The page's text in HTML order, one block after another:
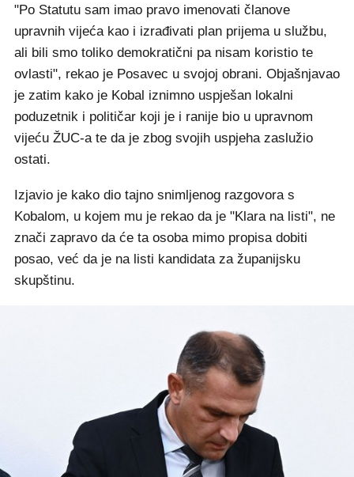
"Po Statutu sam imao pravo imenovati članove
upravnih vijeća kao i izrađivati plan prijema u službu,
ali bili smo toliko demokratični pa nisam koristio te
ovlasti", rekao je Posavec u svojoj obrani. Objašnjavao
je zatim kako je Kobal iznimno uspješan lokalni
poduzetnik i političar koji je i ranije bio u upravnom
vijeću ŽUC-a te da je zbog svojih uspjeha zaslužio
ostati.
Izjavio je kako dio tajno snimljenog razgovora s
Kobalom, u kojem mu je rekao da je "Klara na listi", ne
znači zapravo da će ta osoba mimo propisa dobiti
posao, već da je na listi kandidata za županijsku
skupštinu.